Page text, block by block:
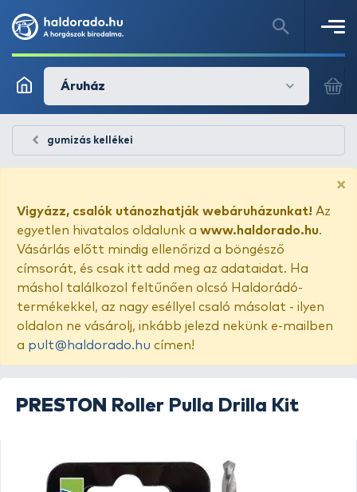
Áruház
gumizás kellékei
×
Vigyázz, csalók utánozhatják webáruházunkat! Az
egyetlen hivatalos oldalunk a www.haldorado.hu.
Vásárlás előtt mindig ellenőrizd a böngésző
címsorát, és csak itt add meg az adataidat. Ha
máshol találkozol feltűnően olcsó Haldorádó-
termékekkel, az nagy eséllyel csaló másolat - ilyen
oldalon ne vásárolj, inkább jelezd nekünk e-mailben
a pult@haldorado.hu címen!
PRESTON Roller Pulla Drilla Kit